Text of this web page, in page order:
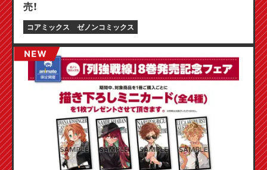
売！
コアミックス ゼノンコミックス